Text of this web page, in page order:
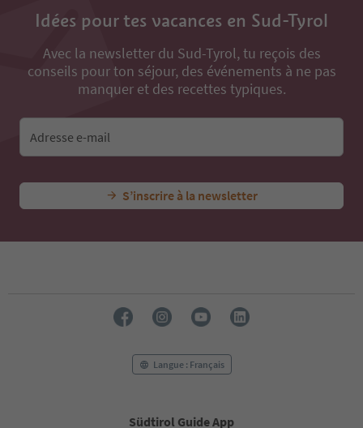
Idées pour tes vacances en Sud-Tyrol
Avec la newsletter du Sud-Tyrol, tu reçois des
conseils pour ton séjour, des événements à ne pas
manquer et des recettes typiques.
Adresse e-mail
S’inscrire à la newsletter
Langue : Français
Südtirol Guide App